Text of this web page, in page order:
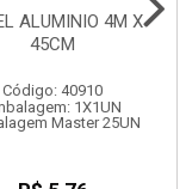
ALUMINIO 4M X
45CM
Código: 40910
1X1UN
Master 25UN